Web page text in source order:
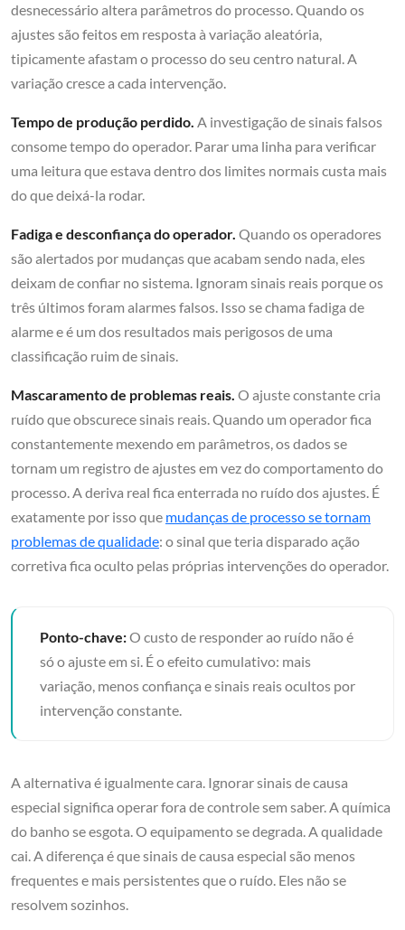
desnecessário altera parâmetros do processo. Quando os
ajustes são feitos em resposta à variação aleatória,
tipicamente afastam o processo do seu centro natural. A
variação cresce a cada intervenção.
Tempo de produção perdido. A investigação de sinais falsos
consome tempo do operador. Parar uma linha para verificar
uma leitura que estava dentro dos limites normais custa mais
do que deixá-la rodar.
Fadiga e desconfiança do operador. Quando os operadores
são alertados por mudanças que acabam sendo nada, eles
deixam de confiar no sistema. Ignoram sinais reais porque os
três últimos foram alarmes falsos. Isso se chama fadiga de
alarme e é um dos resultados mais perigosos de uma
classificação ruim de sinais.
Mascaramento de problemas reais. O ajuste constante cria
ruído que obscurece sinais reais. Quando um operador fica
constantemente mexendo em parâmetros, os dados se
tornam um registro de ajustes em vez do comportamento do
processo. A deriva real fica enterrada no ruído dos ajustes. É
exatamente por isso que mudanças de processo se tornam
problemas de qualidade: o sinal que teria disparado ação
corretiva fica oculto pelas próprias intervenções do operador.
Ponto-chave:O custo de responder ao ruído não é
só o ajuste em si. É o efeito cumulativo: mais
variação, menos confiança e sinais reais ocultos por
intervenção constante.
A alternativa é igualmente cara. Ignorar sinais de causa
especial significa operar fora de controle sem saber. A química
do banho se esgota. O equipamento se degrada. A qualidade
cai. A diferença é que sinais de causa especial são menos
frequentes e mais persistentes que o ruído. Eles não se
resolvem sozinhos.